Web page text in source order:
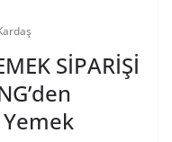
SİPARİŞİ
Yemek